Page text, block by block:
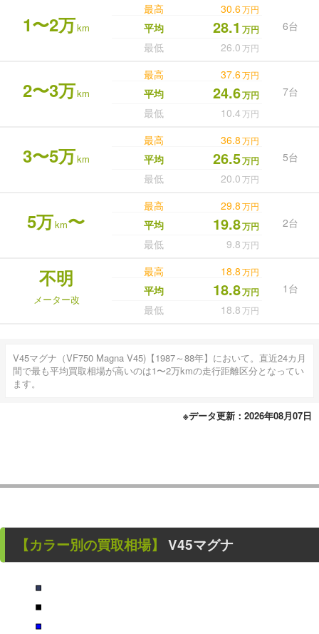
1〜2万km
最高 30.6万円
6台
平均 28.1 万円
最低 26.0万円
2〜3万km
最高 37.6万円
7台
平均 24.6万円
最低 10.4万円
3〜5万km
最高 36.8万円
5台
平均 26.5万円
最低 20.0万円
5万km〜
最高 29.8万円
2台
平均 19.8万円
最低 9.8万円
不明
メーター改
最高 18.8万円
1台
平均 18.8万円
最低 18.8万円
V45マグナ（VF750 Magna V45)【1987～88年】において。直近24カ月
間で最も平均買取相場が高いのは1〜2万kmの走行距離区分となってい
ます。
※データ更新：2026年08月07日
【カラー別の買取相場】 V45マグナ
■
■
■